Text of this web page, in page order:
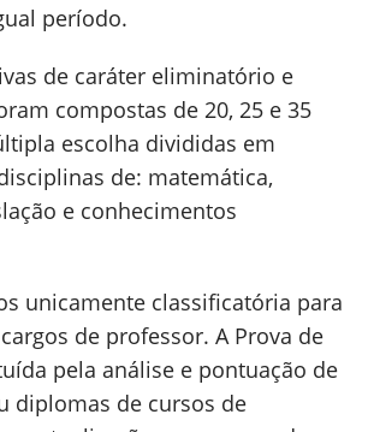
período.
de caráter eliminatório e
compostas de 20, 25 e 35
escolha divididas em
de: matemática,
e conhecimentos
unicamente classificatória para
de professor. A Prova de
pela análise e pontuação de
diplomas de cursos de